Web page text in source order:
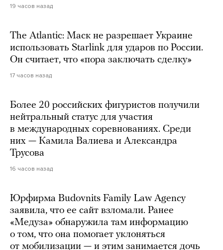
19 часов назад
The Atlantic: Маск не разрешает Украине
использовать Starlink для ударов по России.
Он считает, что «пора заключать сделку»
17 часов назад
Более 20 российских фигуристов получили
нейтральный статус для участия
в международных соревнованиях. Среди
них — Камила Валиева и Александра
Трусова
16 часов назад
Юрфирма Budovnits Family Law Agency
заявила, что ее сайт взломали. Ранее
«Медуза» обнаружила там информацию
о том, что она помогает уклоняться
от мобилизации — и этим занимается дочь